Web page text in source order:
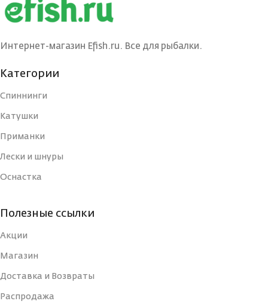
Интернет-магазин Efish.ru. Все для рыбалки.
Категории
Спиннинги
Катушки
Приманки
Лески и шнуры
Оснастка
Полезные ссылки
Акции
Магазин
Доставка и Возвраты
Распродажа